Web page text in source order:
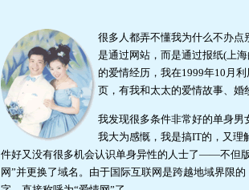
很多人都弄不懂我为什么不办
是通过网站，而是通过报纸(上
的爱情经历，我在1999年10月
页，有我和太太的爱情故事、婚
我发现很多条件非常好的单身男
我大为感慨，我是搞IT的，又理
件好又没有很多机会认识单身异性的人士了——不但
网”并更换了域名。由于国际互联网是跨越地域界限